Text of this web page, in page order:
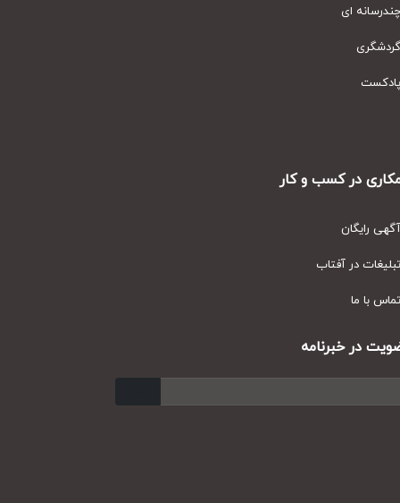
ای
در کسب و کار
رایگان
در آفتاب
با ما
در خبرنامه